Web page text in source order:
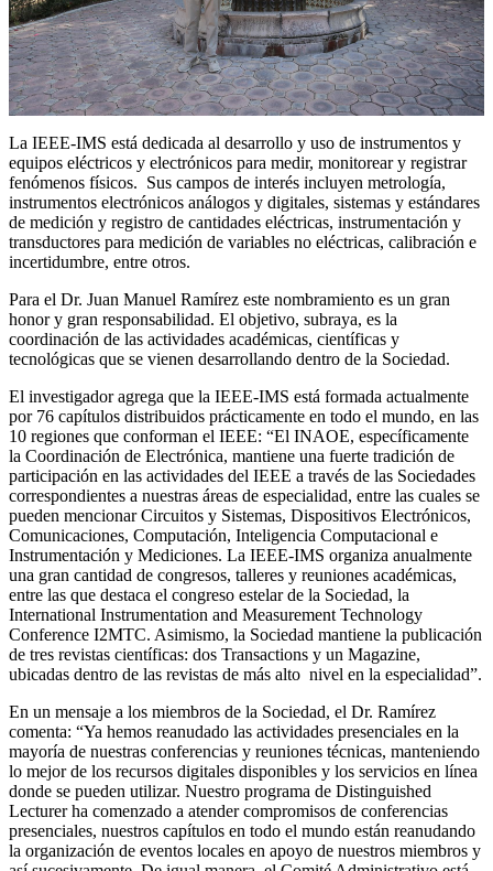
La IEEE-IMS está dedicada al desarrollo y uso de instrumentos y
equipos eléctricos y electrónicos para medir, monitorear y registrar
fenómenos físicos. Sus campos de interés incluyen metrología,
instrumentos electrónicos análogos y digitales, sistemas y estándares
de medición y registro de cantidades eléctricas, instrumentación y
transductores para medición de variables no eléctricas, calibración e
incertidumbre, entre otros.
Para el Dr. Juan Manuel Ramírez este nombramiento es un gran
honor y gran responsabilidad. El objetivo, subraya, es la
coordinación de las actividades académicas, científicas y
tecnológicas que se vienen desarrollando dentro de la Sociedad.
El investigador agrega que la IEEE-IMS está formada actualmente
por 76 capítulos distribuidos prácticamente en todo el mundo, en las
10 regiones que conforman el IEEE: “El INAOE, específicamente
la Coordinación de Electrónica, mantiene una fuerte tradición de
participación en las actividades del IEEE a través de las Sociedades
correspondientes a nuestras áreas de especialidad, entre las cuales se
pueden mencionar Circuitos y Sistemas, Dispositivos Electrónicos,
Comunicaciones, Computación, Inteligencia Computacional e
Instrumentación y Mediciones. La IEEE-IMS organiza anualmente
una gran cantidad de congresos, talleres y reuniones académicas,
entre las que destaca el congreso estelar de la Sociedad, la
International Instrumentation and Measurement Technology
Conference I2MTC. Asimismo, la Sociedad mantiene la publicación
de tres revistas científicas: dos Transactions y un Magazine,
ubicadas dentro de las revistas de más alto nivel en la especialidad”.
En un mensaje a los miembros de la Sociedad, el Dr. Ramírez
comenta: “Ya hemos reanudado las actividades presenciales en la
mayoría de nuestras conferencias y reuniones técnicas, manteniendo
lo mejor de los recursos digitales disponibles y los servicios en línea
donde se pueden utilizar. Nuestro programa de Distinguished
Lecturer ha comenzado a atender compromisos de conferencias
presenciales, nuestros capítulos en todo el mundo están reanudando
la organización de eventos locales en apoyo de nuestros miembros y